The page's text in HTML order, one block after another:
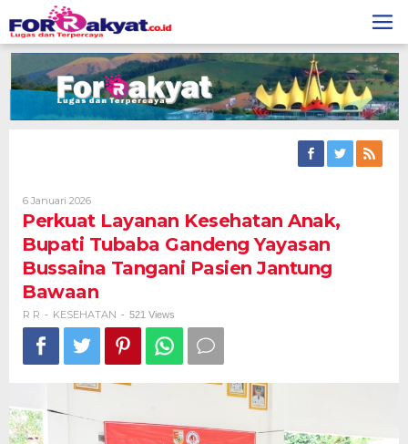
to
content
6 Januari 2026Oleh
R
R
Perkuat Layanan Kesehatan Anak,
Bupati Tubaba Gandeng Yayasan
Bussaina Tangani Pasien Jantung
Bawaan ​
R R - KESEHATAN - 521 Views